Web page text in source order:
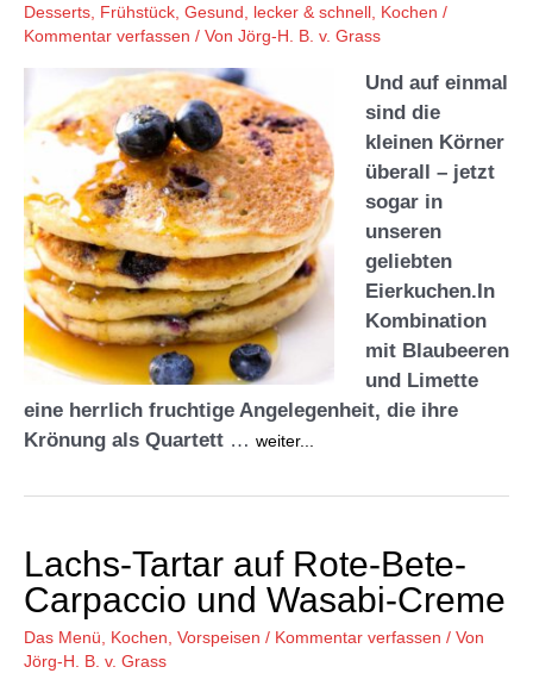
Desserts Frühstück Gesund, lecker & schnell Kochen /
Kommentar verfassen / Von Jörg-H. B. v. Grass
Und auf einmal
sind die
kleinen Körner
überall – jetzt
sogar in
unseren
geliebten
Eierkuchen.In
Kombination
mit Blaubeeren
und Limette
eine herrlich fruchtige Angelegenheit, die ihre
Krönung als Quartett … weiter...
Lachs-Tartar auf Rote-Bete-
Carpaccio und Wasabi-Creme
Das Menü, Kochen, Vorspeisen / Kommentar verfassen / Von
Jörg-H. B. v. Grass